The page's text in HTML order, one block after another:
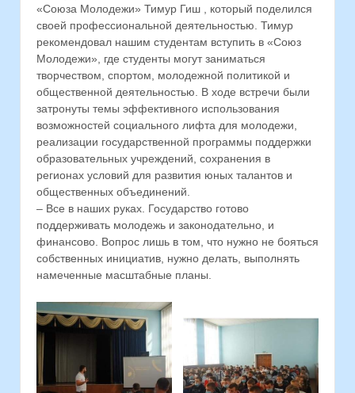
«Союза Молодежи» Тимур Гиш , который поделился
своей профессиональной деятельностью. Тимур
рекомендовал нашим студентам вступить в «Союз
Молодежи», где студенты могут заниматься
творчеством, спортом, молодежной политикой и
общественной деятельностью. В ходе встречи были
затронуты темы эффективного использования
возможностей социального лифта для молодежи,
реализации государственной программы поддержки
образовательных учреждений, сохранения в
регионах условий для развития юных талантов и
общественных объединений.
– Все в наших руках. Государство готово
поддерживать молодежь и законодательно, и
финансово. Вопрос лишь в том, что нужно не бояться
собственных инициатив, нужно делать, выполнять
намеченные масштабные планы.